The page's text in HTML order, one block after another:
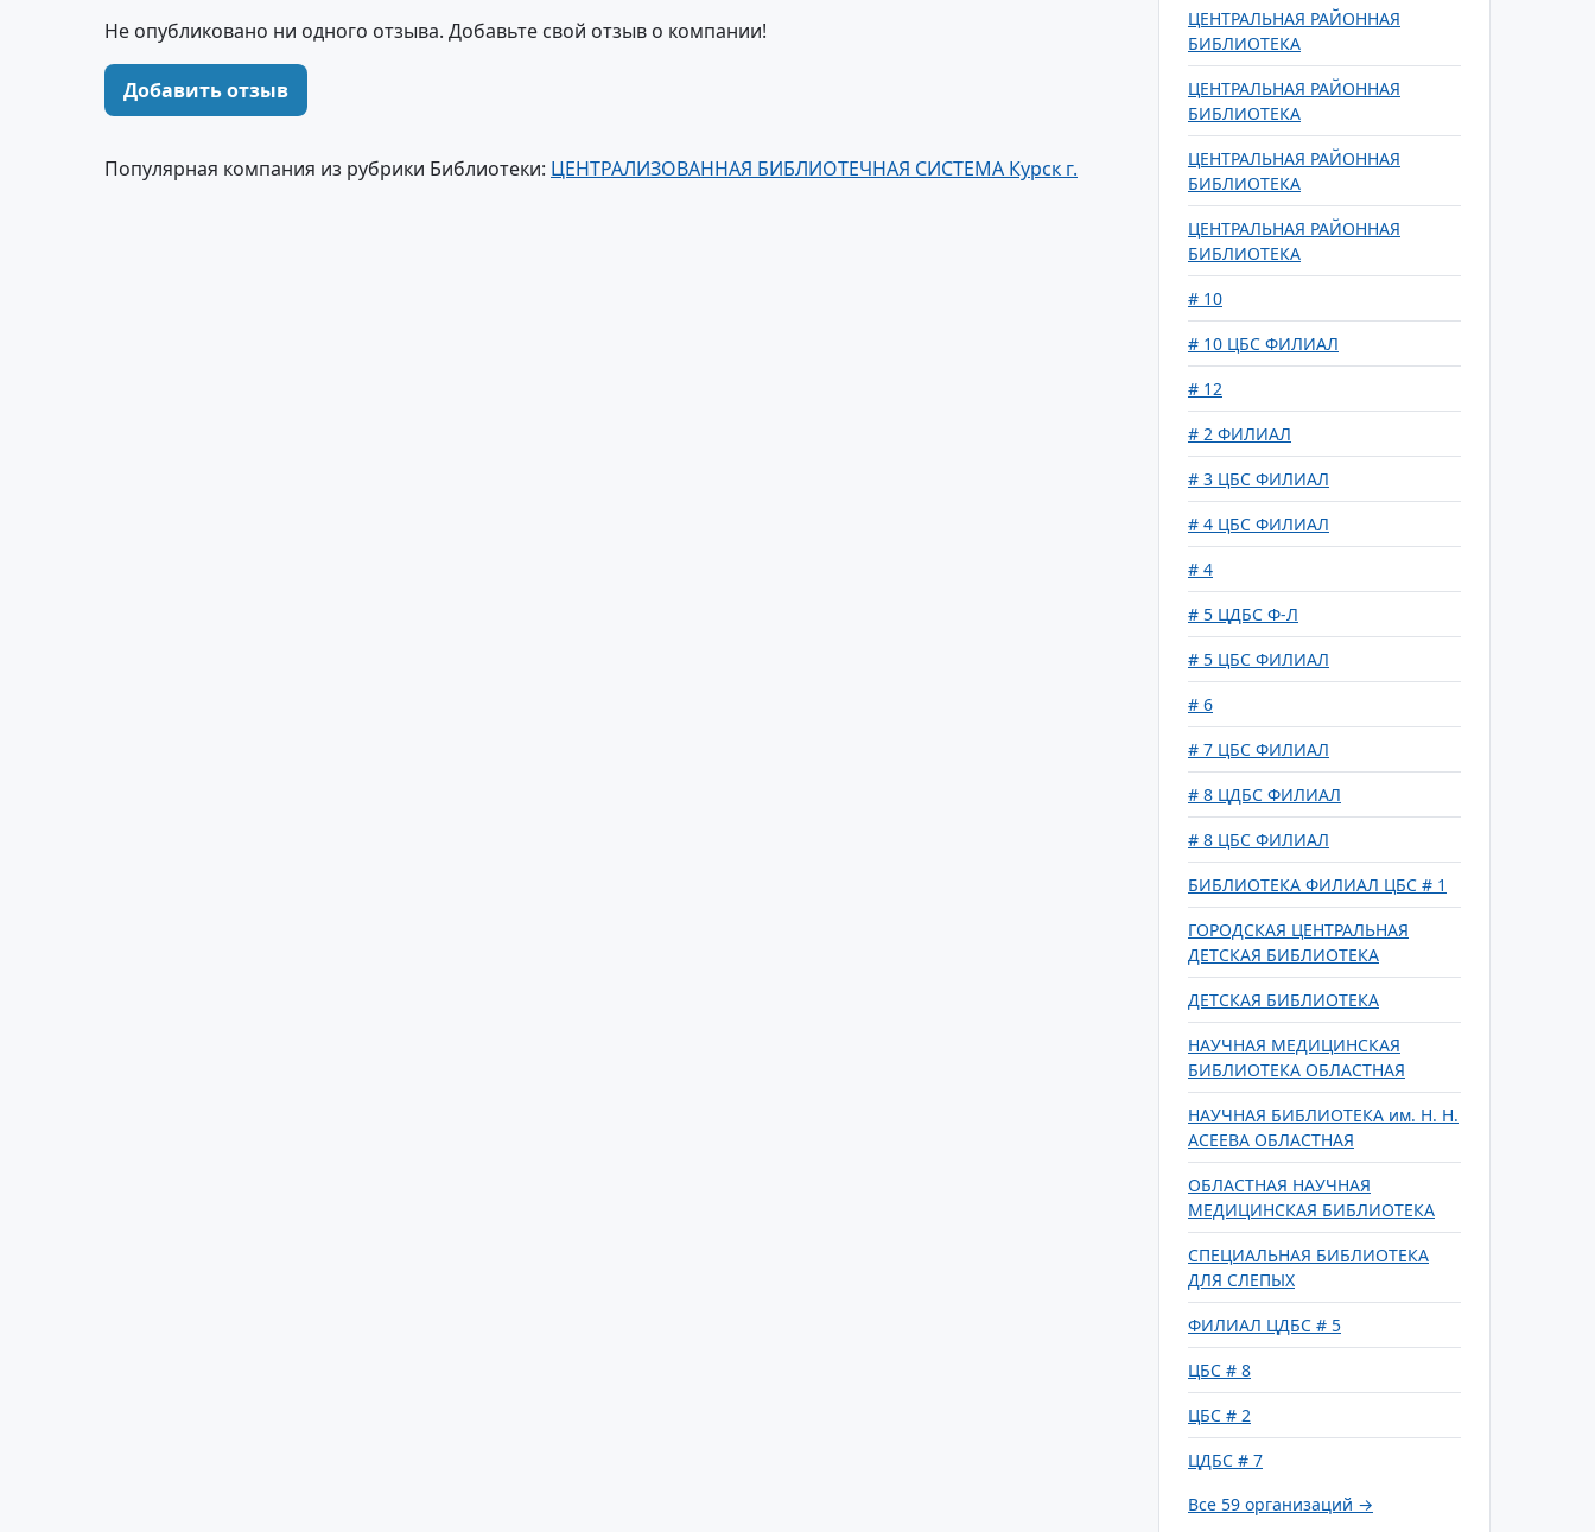
Не опубликовано ни одного отзыва. Добавьте свой отзыв о компании!
Добавить отзыв
Популярная компания из рубрики Библиотеки: ЦЕНТРАЛИЗОВАННАЯ БИБЛИОТЕЧНАЯ СИСТЕМА Курск г.
ЦЕНТРАЛЬНАЯ РАЙОННАЯ
БИБЛИОТЕКА
ЦЕНТРАЛЬНАЯ РАЙОННАЯ
БИБЛИОТЕКА
ЦЕНТРАЛЬНАЯ РАЙОННАЯ
БИБЛИОТЕКА
ЦЕНТРАЛЬНАЯ РАЙОННАЯ
БИБЛИОТЕКА
# 10
# 10 ЦБС ФИЛИАЛ
# 12
# 2 ФИЛИАЛ
# 3 ЦБС ФИЛИАЛ
# 4 ЦБС ФИЛИАЛ
# 4
# 5 ЦДБС Ф-Л
# 5 ЦБС ФИЛИАЛ
# 6
# 7 ЦБС ФИЛИАЛ
# 8 ЦДБС ФИЛИАЛ
# 8 ЦБС ФИЛИАЛ
БИБЛИОТЕКА ФИЛИАЛ ЦБС # 1
ГОРОДСКАЯ ЦЕНТРАЛЬНАЯ
ДЕТСКАЯ БИБЛИОТЕКА
ДЕТСКАЯ БИБЛИОТЕКА
НАУЧНАЯ МЕДИЦИНСКАЯ
БИБЛИОТЕКА ОБЛАСТНАЯ
НАУЧНАЯ БИБЛИОТЕКА им. Н. Н.
АСЕЕВА ОБЛАСТНАЯ
ОБЛАСТНАЯ НАУЧНАЯ
МЕДИЦИНСКАЯ БИБЛИОТЕКА
СПЕЦИАЛЬНАЯ БИБЛИОТЕКА
ДЛЯ СЛЕПЫХ
ФИЛИАЛ ЦДБС # 5
ЦБС # 8
ЦБС # 2
ЦДБС # 7
Все 59 организаций →